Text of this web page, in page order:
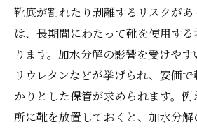
フェラガモ靴のメンテナ
止
加水分解を防ぐための定
加水分解対策法の最新ト
保管が勝負！加水分解を防ぐ
靴底が割れたり剥離するリスクが
は、長期間にわたって靴を使用す
ります。加水分解の影響を受けや
リウレタンなどが挙げられ、安価
かりとした保管が求められます。
所に靴を放置しておくと、加水分